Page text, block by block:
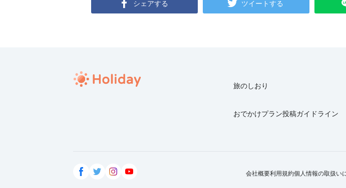
シェアする ツイートする
旅のしおり
おでかけプラン投稿ガイドライン
会社概要利用規約個人情報の取扱い